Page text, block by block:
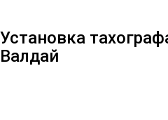
Установка
Валдай